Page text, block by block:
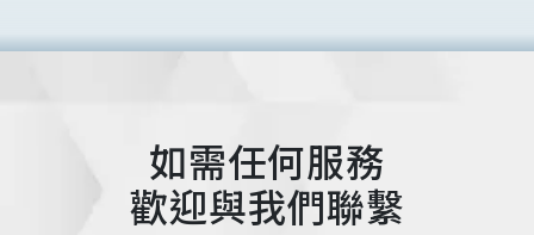
如需任何服務
歡迎與我們聯繫